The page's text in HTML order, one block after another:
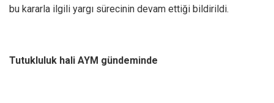
bu kararla ilgili yargı sürecinin devam ettiği bildirildi.
Tutukluluk hali AYM gündeminde